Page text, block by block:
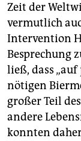
Zeit der
vermutlich
Intervention
Besprechung
ließ, dass
nötigen
großer Teil
andere
konnten